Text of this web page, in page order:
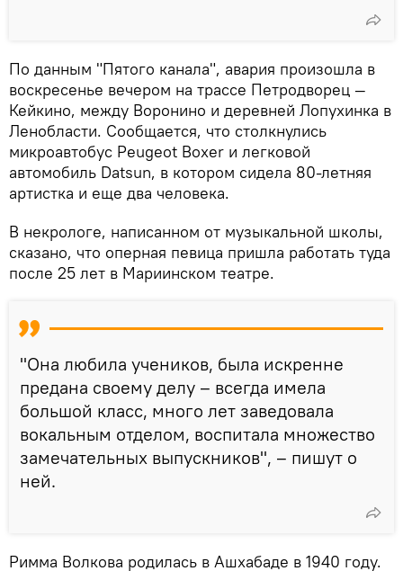
По данным "Пятого канала", авария произошла в
воскресенье вечером на трассе Петродворец —
Кейкино, между Воронино и деревней Лопухинка в
Ленобласти. Сообщается, что столкнулись
микроавтобус Peugeot Boxer и легковой
автомобиль Datsun, в котором сидела 80-летняя
артистка и еще два человека.
В некрологе, написанном от музыкальной школы,
сказано, что оперная певица пришла работать туда
после 25 лет в Мариинском театре.
"Она любила учеников, была искренне
предана своему делу – всегда имела
большой класс, много лет заведовала
вокальным отделом, воспитала множество
замечательных выпускников", – пишут о
ней.
Римма Волкова родилась в Ашхабаде в 1940 году.